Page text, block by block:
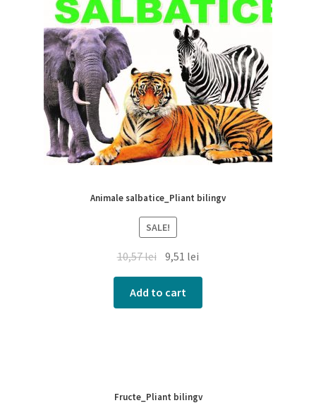
Animale salbatice_Pliant bilingv
SALE!
10,57lei 9,51 lei
Add to cart
Fructe_Pliant bilingv